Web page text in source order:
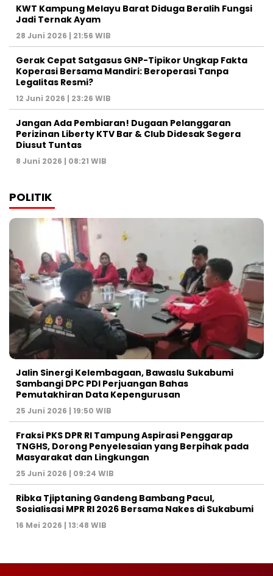
KWT Kampung Melayu Barat Diduga Beralih Fungsi
Jadi Ternak Ayam
28 Juni 2026 | 21:56 WIB
Gerak Cepat Satgasus GNP-Tipikor Ungkap Fakta
Koperasi Bersama Mandiri: Beroperasi Tanpa
Legalitas Resmi?
12 Juni 2026 | 23:26 WIB
Jangan Ada Pembiaran! Dugaan Pelanggaran
Perizinan Liberty KTV Bar & Club Didesak Segera
Diusut Tuntas
8 Juni 2026 | 08:21 WIB
POLITIK
Jalin Sinergi Kelembagaan, Bawaslu Sukabumi
Sambangi DPC PDI Perjuangan Bahas
Pemutakhiran Data Kepengurusan
25 Juni 2026 | 19:50 WIB
‎Fraksi PKS DPR RI Tampung Aspirasi Penggarap
TNGHS, Dorong Penyelesaian yang Berpihak pada
Masyarakat dan Lingkungan‎
25 Juni 2026 | 09:24 WIB
Ribka Tjiptaning Gandeng Bambang Pacul,
Sosialisasi MPR RI 2026 Bersama Nakes di Sukabumi
16 Mei 2026 | 13:48 WIB